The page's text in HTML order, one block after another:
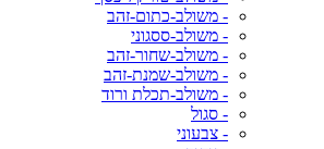
- משולב-כתום-זהב
- משולב-ססגוני
- משולב-שחור-זהב
- משולב-שמנת-זהב
- משולב-תכלת ורוד
- סגול
- צבעוני